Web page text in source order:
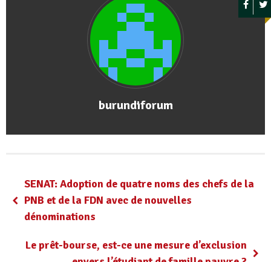
burundiforum
SENAT: Adoption de quatre noms des chefs de la
PNB et de la FDN avec de nouvelles
dénominations
Le prêt-bourse, est-ce une mesure d’exclusion